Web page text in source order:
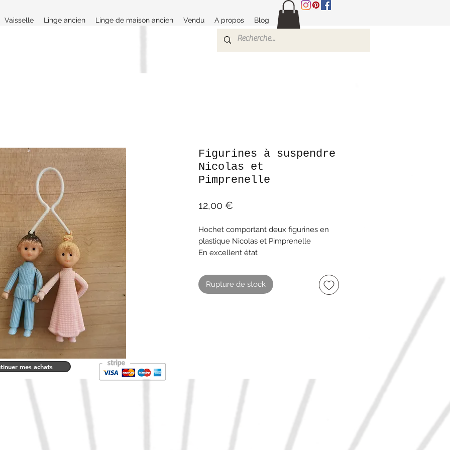
Vaisselle Linge ancien Linge de maison ancien Vendu A propos Blog
Figurines à suspendre
Nicolas et
Pimprenelle
12,00 €
Hochet comportant deux figurines en
plastique Nicolas et Pimprenelle
En excellent état
Jouet vintage
Rupture de stock
mes achats